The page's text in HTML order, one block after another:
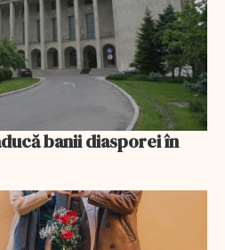
banii diasporei în